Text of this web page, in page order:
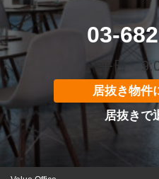
03-
平日
居抜き物件
居抜きで